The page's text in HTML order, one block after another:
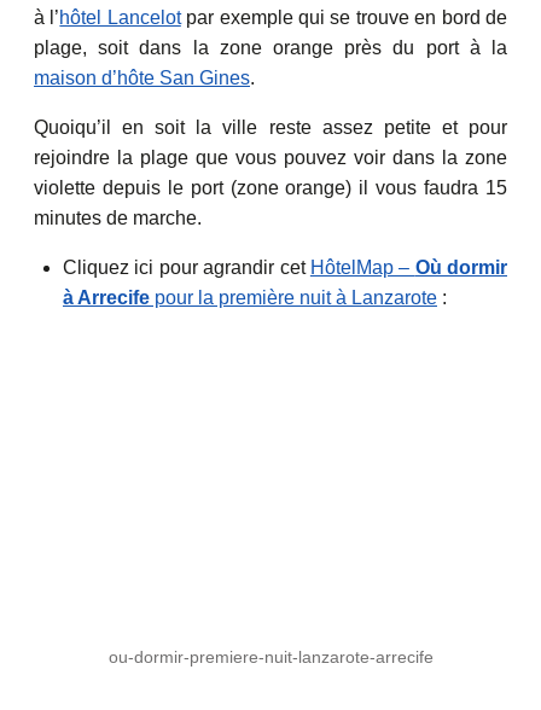
à l’hôtel Lancelotpar exemple qui se trouve en bord de
plage, soit dans la zone orange près du port à la
maison d’hôte San Gines.
Quoiqu’il en soit la ville reste assez petite et pour
rejoindre la plage que vous pouvez voir dans la zone
violette depuis le port (zone orange) il vous faudra 15
minutes de marche.
Cliquez ici pour agrandir cet HôtelMap – Où dormir
à Arrecife pour la première nuit à Lanzarote :
ou-dormir-premiere-nuit-lanzarote-arrecife